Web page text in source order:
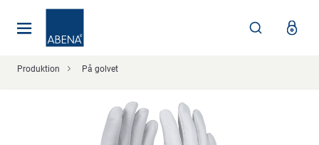
Produktion På golvet